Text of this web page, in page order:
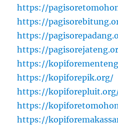
https://
https://
https://
https://
https://
https://kopiforepik.org/
https://
https://
https://